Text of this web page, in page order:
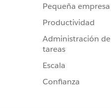
Pequeña empresa
Productividad
Administración de
tareas
Escala
Confianza